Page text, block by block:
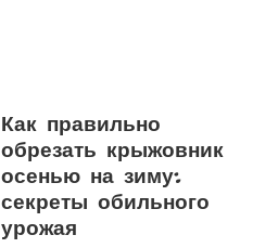
Как правильно
обрезать крыжовник
осенью на зиму:
секреты обильного
урожая